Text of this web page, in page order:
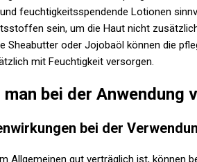
feuchtigkeitsspendende Lotionen
sein, um die Haut nicht
Sheabutter oder Jojobaöl können die
mit Feuchtigkeit versorgen.
bei der Anwendung
bei der
Allgemeinen gut verträglich ist, können